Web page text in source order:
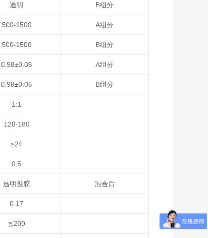
透明 B组分
500-1500 A组分
500-1500 B组分
0.98±0.05 A组分
0.98±0.05 B组分
1:1
120-180
≥24
0.5
透明凝胶 混合后
0.17
≦200